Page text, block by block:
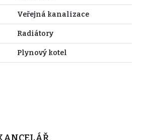
Veřejná kanalizace
Radiátory
Plynový kotel